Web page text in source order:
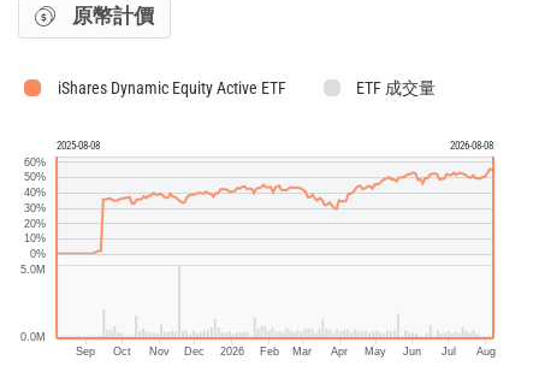
原幣計價
iShares Dynamic Equity Active ETF ETF 成交量
2025-08-08 2026-08-08
Sep Oct Nov Dec 2026 Feb Mar Apr May Jun Jul Aug
0.0M
5.0M
0%
10%
20%
30%
40%
50%
60%